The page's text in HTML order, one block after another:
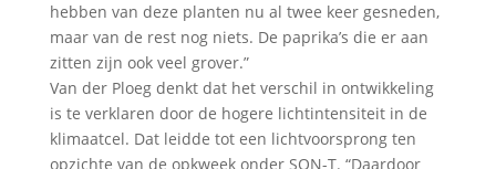
hebben van deze planten nu al twee keer gesneden,
maar van de rest nog niets. De paprika’s die er aan
zitten zijn ook veel grover.”
Van der Ploeg denkt dat het verschil in ontwikkeling
is te verklaren door de hogere lichtintensiteit in de
klimaatcel. Dat leidde tot een lichtvoorsprong ten
opzichte van de opkweek onder SON-T. “Daardoor